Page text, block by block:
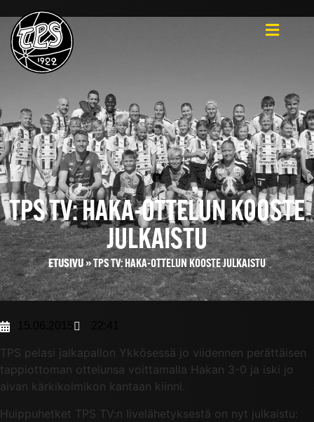
TPS TV: HAKA-OTTELUN KOOSTE
JULKAISTU
ETUSIVU»TPS TV: HAKA-OTTELUN KOOSTE JULKAISTU
TPS pelasi jalkapallon Ykkösessä jo viidennen perättäisen
tappiottoman ottelunsa voittamalla Hakan 3-0 ja iski jo
aivan kärkikolmikon kantaan kiinni.
Huippuhetket TPS TV:n livelähetyksestä on nyt julkaistu: